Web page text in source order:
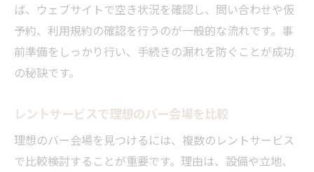
ば、ウェブサイトで空き状況を確認し、問い合わせや仮
予約、利用規約の確認を行うのが一般的な流れです。事
前準備をしっかり行い、手続きの漏れを防ぐことが成功
の秘訣です。
レントサービスで理想のバー会場を比較
理想のバー会場を見つけるには、複数のレントサービス
で比較検討することが重要です。理由は、設備や立地、